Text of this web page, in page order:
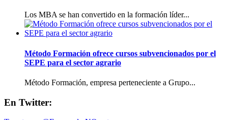
Los MBA se han convertido en la formación líder...
Método Formación ofrece cursos subvencionados por el
SEPE para el sector agrario
Método Formación, empresa perteneciente a Grupo...
En Twitter: